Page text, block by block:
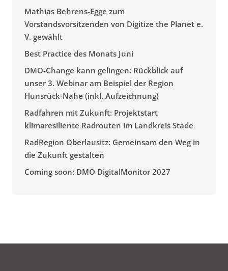
Mathias Behrens-Egge zum
Vorstandsvorsitzenden von Digitize the Planet e.
V. gewählt
Best Practice des Monats Juni
DMO-Change kann gelingen: Rückblick auf
unser 3. Webinar am Beispiel der Region
Hunsrück-Nahe (inkl. Aufzeichnung)
Radfahren mit Zukunft: Projektstart
klimaresiliente Radrouten im Landkreis Stade
RadRegion Oberlausitz: Gemeinsam den Weg in
die Zukunft gestalten
Coming soon: DMO DigitalMonitor 2027